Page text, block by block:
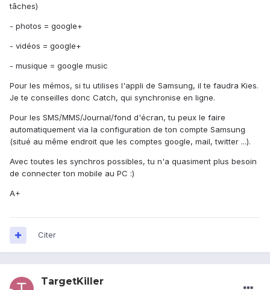
tâches)
- photos = google+
- vidéos = google+
- musique = google music
Pour les mémos, si tu utilises l'appli de Samsung, il te faudra Kies.
Je te conseilles donc Catch, qui synchronise en ligne.
Pour les SMS/MMS/Journal/fond d'écran, tu peux le faire
automatiquement via la configuration de ton compte Samsung
(situé au même endroit que les comptes google, mail, twitter ...).
Avec toutes les synchros possibles, tu n'a quasiment plus besoin
de connecter ton mobile au PC :)
A+
Citer
TargetKiller